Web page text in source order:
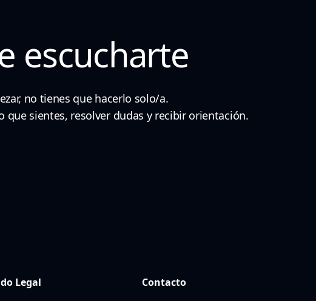
escucharte
no tienes que hacerlo solo/a.
que sientes, resolver dudas y recibir orientación.
Legal Contacto